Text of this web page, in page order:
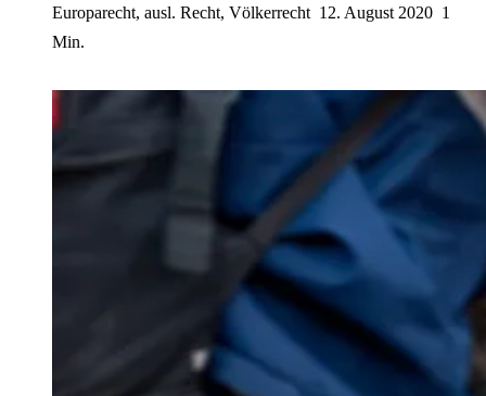
Europarecht, ausl. Recht, Völkerrecht 12. August 2020 1
Min.